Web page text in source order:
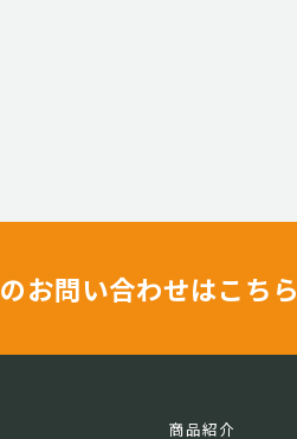
お問い合わせはこちら
商品紹介